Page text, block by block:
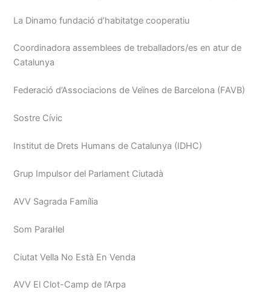
La Dinamo fundació d’habitatge cooperatiu
Coordinadora assemblees de treballadors/es en atur de
Catalunya
Federació d’Associacions de Veïnes de Barcelona (FAVB)
Sostre Cívic
Institut de Drets Humans de Catalunya (IDHC)
Grup Impulsor del Parlament Ciutadà
AVV Sagrada Família
Som Paral·lel
Ciutat Vella No Està En Venda
AVV El Clot-Camp de l’Arpa